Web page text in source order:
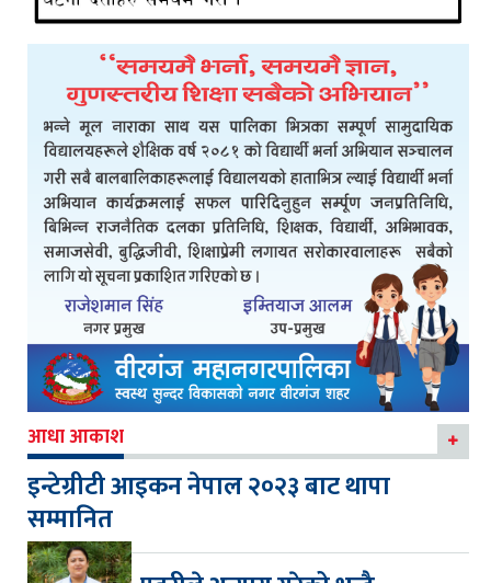
आधा आकाश
इन्टेग्रीटी आइकन नेपाल २०२३ बाट थापा
सम्मानित